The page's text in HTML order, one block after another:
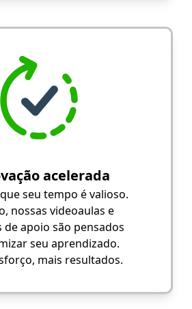
acelerada
seu tempo é valioso.
nossas videoaulas e
de apoio são pensados
seu aprendizado.
mais resultados.